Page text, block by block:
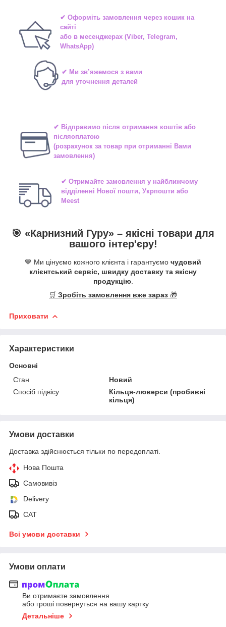
✔ Оформіть замовлення через кошик на
сайті
або в месенджерах(Viber, Telegram,
WhatsApp)
✔ Ми зв’яжемося з вами
для уточнення деталей
✔ Відправимо після отримання коштів або
післяоплатою
(розрахунок за товар при отриманні Вами
замовлення)
✔ Отримайте замовлення у найближчому
відділенні Нової пошти, Укрпошти або
Meest
🎯 «Карнизний Гуру» – якісні товари для
вашого інтер'єру!
💙 Ми цінуємо кожного клієнта і гарантуємо чудовий
клієнтський сервіс, швидку доставку та якісну
продукцію.
🛒 Зробіть замовлення вже зараз 🎁
Приховати
Характеристики
Основні
Стан
Новий
Спосіб підвісу
Кільця-люверси (пробивні
кільця)
Умови доставки
Доставка здійснюється тільки по передоплаті.
Нова Пошта
Самовивіз
Delivery
САТ
Всі умови доставки
Умови оплати
Ви отримаєте замовлення
або гроші повернуться на вашу картку
Детальніше